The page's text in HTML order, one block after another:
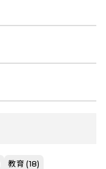
教育 (18)